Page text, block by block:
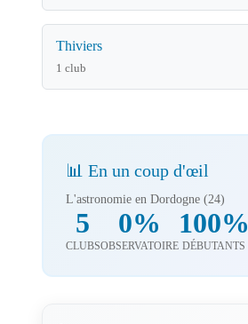
Thiviers
1 club
📊 En un coup d'œil
L'astronomie en Dordogne (24)
5
CLUBS
0%
OBSERVATOIRE
100%
DÉBUTANTS